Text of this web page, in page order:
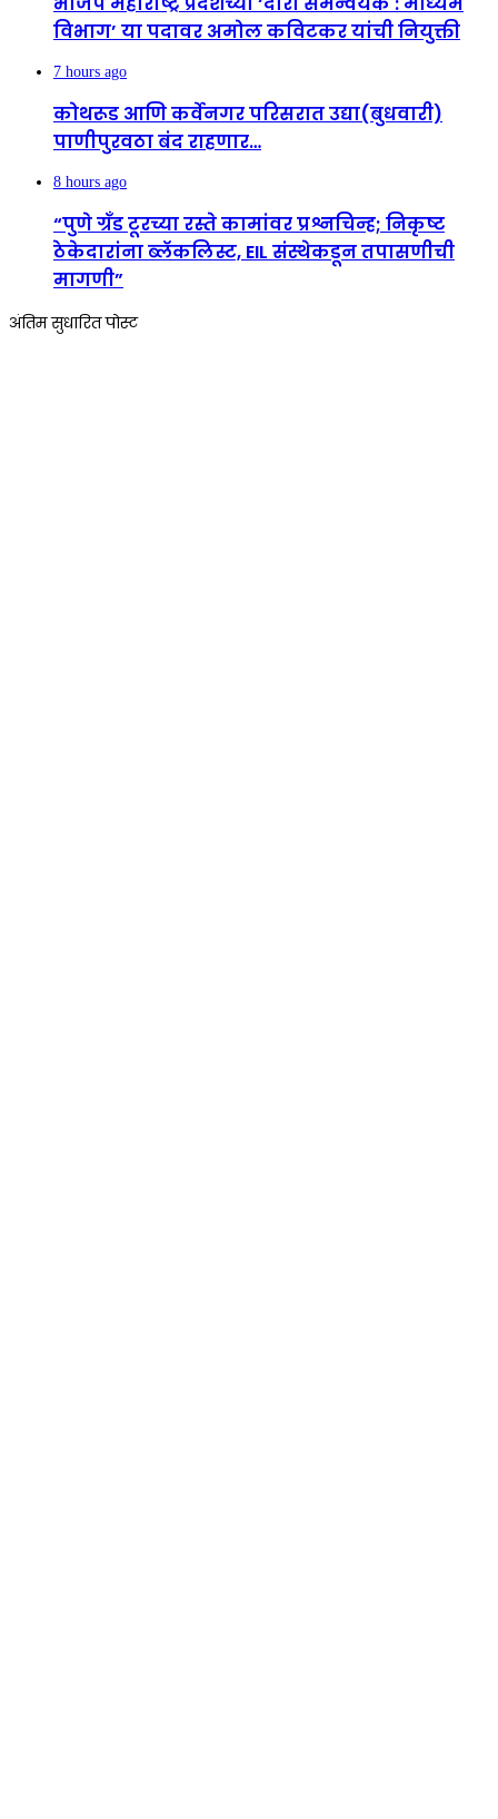
विभाग’ या पदावर अमोल कविटकर यांची नियुक्ती
7 hours ago
कोथरूड आणि कर्वेनगर परिसरात उद्या(बुधवारी)
पाणीपुरवठा बंद राहणार…
8 hours ago
“पुणे ग्रँड टूरच्या रस्ते कामांवर प्रश्नचिन्ह; निकृष्ट
ठेकेदारांना ब्लॅकलिस्ट, EIL संस्थेकडून तपासणीची
मागणी”
अंतिम सुधारित पोस्ट